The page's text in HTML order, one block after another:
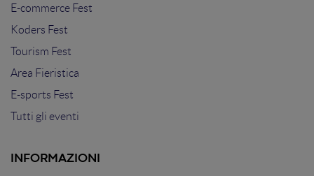
E-commerce Fest
Koders Fest
Tourism Fest
Area Fieristica
E-sports Fest
Tutti gli eventi
INFORMAZIONI